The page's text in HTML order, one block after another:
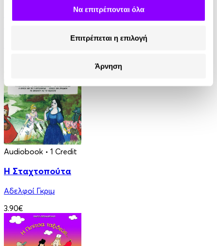
Να επιτρέπονται όλα
Επιτρέπεται η επιλογή
Άρνηση
Ταξίδια στη Μυθολογία - Κατορθώματα και
Audiobook • 1 Credit
Η Σταχτοπούτα
Αδελφοί Γκριμ
3.90€